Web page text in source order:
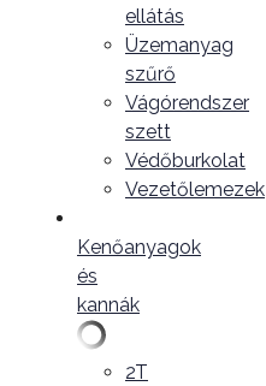
ellátás
Üzemanyag
szűrő
Vágórendszer
szett
Védőburkolat
Vezetőlemezek
Kenőanyagok
és
kannák
2T